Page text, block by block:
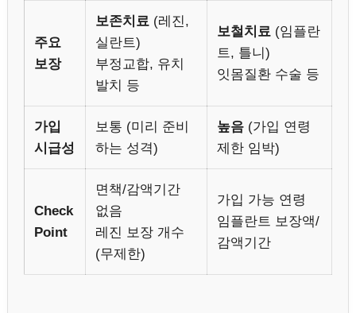
주요
보장
보존치료 (레진,
실란트)
부정교합, 유치
발치 등
보철치료 (임플란
트, 틀니)
잇몸질환 수술 등
가입
시급성
보통 (미리 준비
하는 성격)
높음 (가입 연령
제한 임박)
Check
Point
면책/감액기간
없음
레진 보장 개수
(무제한)
가입 가능 연령
임플란트 보장액/
감액기간